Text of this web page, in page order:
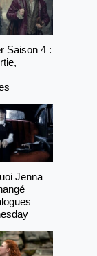
Saison 4 :
Jenna